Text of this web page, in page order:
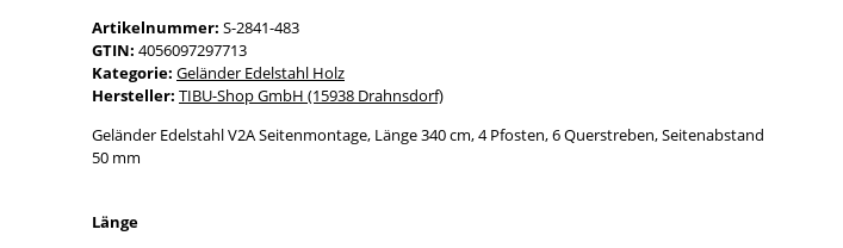
Artikelnummer: S-2841-483
GTIN: 4056097297713
Kategorie: Geländer Edelstahl Holz
Hersteller: TIBU-Shop GmbH (15938 Drahnsdorf)
Geländer Edelstahl V2A Seitenmontage, Länge 340 cm, 4 Pfosten, 6 Querstreben, Seitenabstand
50 mm
Länge